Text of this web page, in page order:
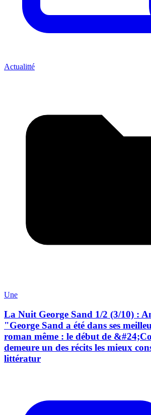
Actualitté
Une
La Nuit George Sand 1/2 (3/10) :
"George Sand a été dans ses
roman même : le début de
demeure un des récits les mieux
littératur